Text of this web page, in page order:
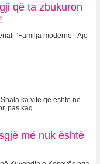
që ta zbukuron
“Familja moderne”. Ajo
ka vite që është në
pas kaq...
më nuk është